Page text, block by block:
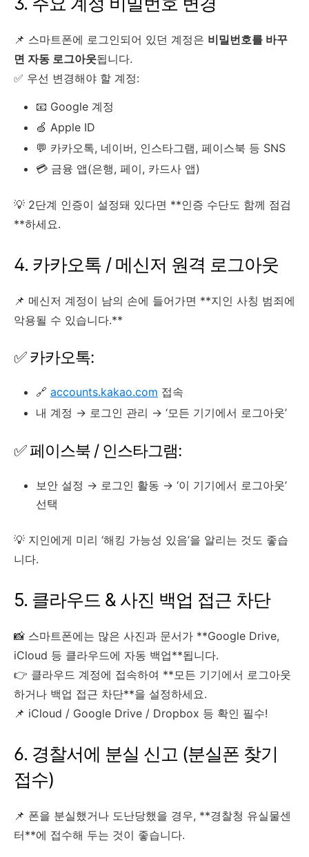
📌 스마트폰에 로그인되어 있던 계정은 비밀번호를 바꾸
면 자동 로그아웃됩니다.
✅ 우선 변경해야 할 계정:
📧 Google 계정
🍏 Apple ID
💬 카카오톡, 네이버, 인스타그램, 페이스북 등 SNS
💳 금융 앱(은행, 페이, 카드사 앱)
💡 2단계 인증이 설정돼 있다면 **인증 수단도 함께 점검
**하세요.
4. 카카오톡 / 메신저 원격 로그아웃
📌 메신저 계정이 남의 손에 들어가면 **지인 사칭 범죄에
악용될 수 있습니다.**
✅ 카카오톡:
🔗 accounts.kakao.com 접속
내 계정 → 로그인 관리 → ‘모든 기기에서 로그아웃’
✅ 페이스북 / 인스타그램:
보안 설정 → 로그인 활동 → ‘이 기기에서 로그아웃’
선택
💡 지인에게 미리 ‘해킹 가능성 있음’을 알리는 것도 좋습
니다.
5. 클라우드 & 사진 백업 접근 차단
📸 스마트폰에는 많은 사진과 문서가 **Google Drive,
iCloud 등 클라우드에 자동 백업**됩니다.
👉 클라우드 계정에 접속하여 **모든 기기에서 로그아웃
하거나 백업 접근 차단**을 설정하세요.
📌 iCloud / Google Drive / Dropbox 등 확인 필수!
6. 경찰서에 분실 신고 (분실폰 찾기
접수)
📌 폰을 분실했거나 도난당했을 경우, **경찰청 유실물센
터**에 접수해 두는 것이 좋습니다.